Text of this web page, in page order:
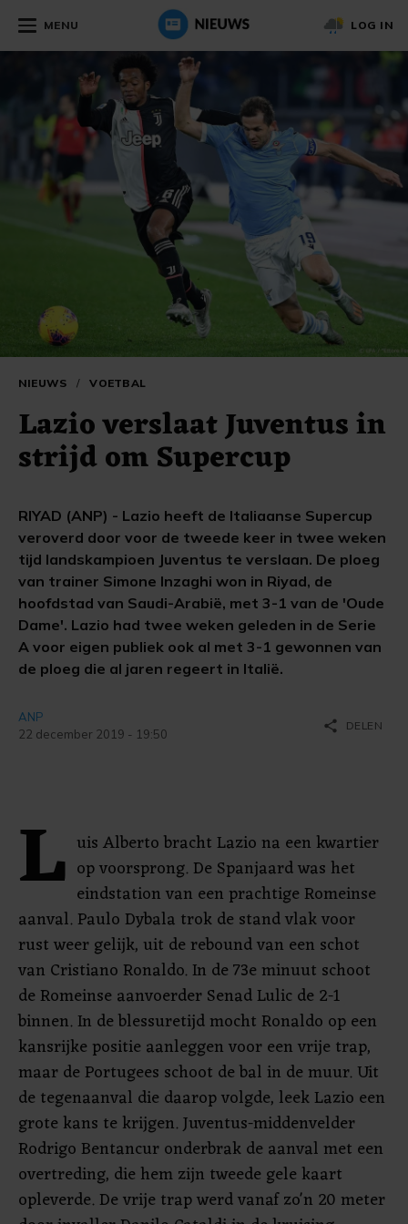
MENU LOG IN
NIEUWS / VOETBAL
Lazio verslaat Juventus in
strijd om Supercup
RIYAD (ANP) - Lazio heeft de Italiaanse Supercup
veroverd door voor de tweede keer in twee weken
tijd landskampioen Juventus te verslaan. De ploeg
van trainer Simone Inzaghi won in Riyad, de
hoofdstad van Saudi-Arabië, met 3-1 van de 'Oude
Dame'. Lazio had twee weken geleden in de Serie
A voor eigen publiek ook al met 3-1 gewonnen van
de ploeg die al jaren regeert in Italië.
ANP
22 december 2019 - 19:50
share DELEN
L uis Alberto bracht Lazio na een kwartier
op voorsprong. De Spanjaard was het
eindstation van een prachtige Romeinse
aanval. Paulo Dybala trok de stand vlak voor
rust weer gelijk, uit de rebound van een schot
van Cristiano Ronaldo. In de 73e minuut schoot
de Romeinse aanvoerder Senad Lulic de 2-1
binnen. In de blessuretijd mocht Ronaldo op een
kansrijke positie aanleggen voor een vrije trap,
maar de Portugees schoot de bal in de muur. Uit
de tegenaanval die daarop volgde, leek Lazio een
grote kans te krijgen. Juventus-middenvelder
Rodrigo Bentancur onderbrak de aanval met een
overtreding, die hem zijn tweede gele kaart
opleverde. De vrije trap werd vanaf zo'n 20 meter